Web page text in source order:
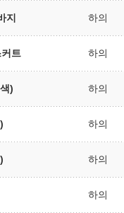
지 하의
트 하의
) 하의
하의
하의
하의